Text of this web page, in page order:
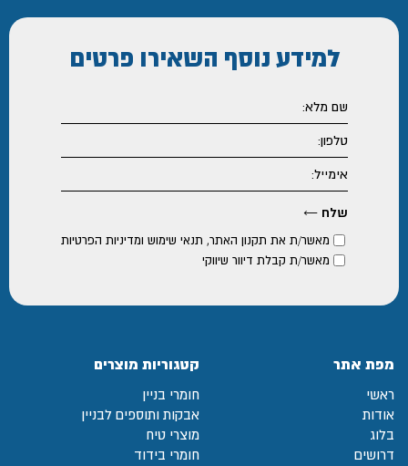
למידע נוסף השאירו פרטים
מאשר/ת את תקנון האתר, תנאי שימוש ומדיניות הפרטיות
מאשר/ת קבלת דיוור שיווקי
מפת אתר
ראשי
אודות
בלוג
דרושים
קטגוריות מוצרים
חומרי בניין
אבקות ותוספים לבניין
מוצרי טיח
חומרי בידוד